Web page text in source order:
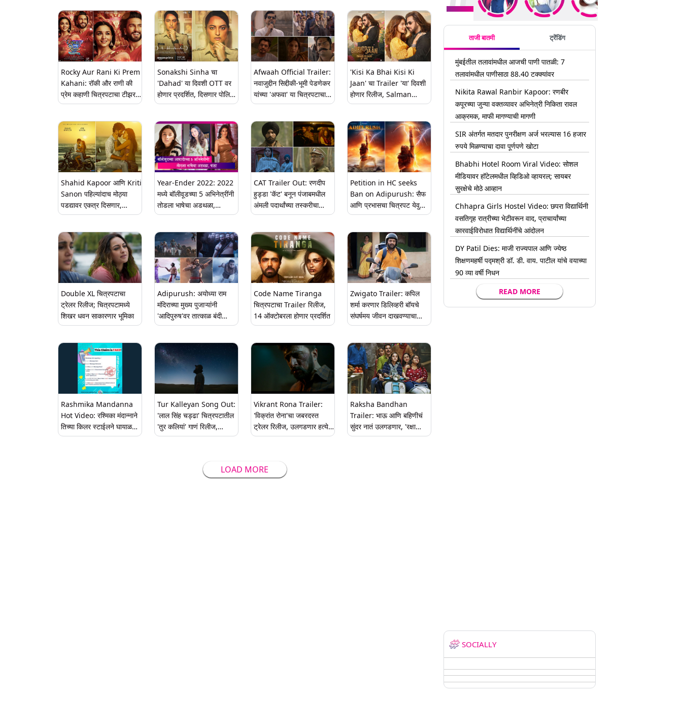
करणार 56 कोटी
Rocky Aur Rani Ki Prem
Kahani: रॉकी और राणी की
प्रेम कहाणी चित्रपटाचा टीझर
उद्या प्रेक्षकांच्या भेटीला, फस्ट
Sonakshi Sinha चा
'Dahad' या दिवशी OTT वर
होणार प्रदर्शित, दिसणार पोलिस
अधिकाऱ्याच्या भूमिकेत
Afwaah Official Trailer:
नवाजुद्दीन सिद्दीकी-भूमी पेडणेकर
यांच्या 'अफवा' या चित्रपटाचा
ट्रेलर रिलीज
'Kisi Ka Bhai Kisi Ki
Jaan' चा Trailer 'या' दिवशी
होणार रिलीज, Salman
Khan ने सांगितली तारीख
Shahid Kapoor आणि Kriti
Sanon पहिल्यांदाच मोठ्या
पडद्यावर एकत्र दिसणार,
चित्रपटाचा फर्स्ट लूक पोस्टर
Year-Ender 2022: 2022
मध्ये बॉलीवूडच्या 5 अभिनेत्रींनी
तोडला भाषेचा अडथळा,
प्रादेशिक चित्रपटांमध्ये केले
CAT Trailer Out: रणदीप
हुड्डा 'कॅट' बनून पंजाबमधील
अंमली पदार्थांच्या तस्करीचा
करणार पर्दाफाश, ट्रेलर बघितला
Petition in HC seeks
Ban on Adipurush: सैफ
आणि प्रभासचा चित्रपट येवु
शकतो अडचणीत, 'उच्च
Double XL चित्रपटाचा
ट्रेलर रिलीज; चित्रपटामध्ये
शिखर धवन साकारणार भूमिका
Adipurush: अयोध्या राम
मंदिराच्या मुख्य पुजाऱ्यांनी
'आदिपुरुष'वर तात्काळ बंदी
घालण्याची केली मागणी, म्हणाले -
Code Name Tiranga
चित्रपटाचा Trailer रिलीज,
14 ऑक्टोबरला होणार प्रदर्शित
Zwigato Trailer: कपिल
शर्मा करणार डिलिव्हरी बॉयचे
संघर्षमय जीवन दाखवण्याचा
प्रयत्न, ‘झ्विगॅटो’चा ट्रेलर
Rashmika Mandanna
Hot Video: रश्मिका मंदान्नाने
तिच्या किलर स्टाईलने घायाळ
केले चाहत्यांना, पाहा,
Tur Kalleyan Song Out:
'लाल सिंह चड्ढा' चित्रपटातील
'तुर कलियां' गाणं रिलीज,
अरिजित सिंगचा आवाज करणार
Vikrant Rona Trailer:
'विक्रांत रोना'चा जबरदस्त
ट्रेलर रिलीज, उलगडणार हत्येचे
गूढ
Raksha Bandhan
Trailer: भाऊ आणि बहिणीचं
सुंदर नातं उलगडणार, 'रक्षा
बंधन'चा ट्रेलर प्रदर्शित
LOAD MORE
ताजी बातमी ट्रेंडिंग
मुंबईतील तलावांमधील आजची पाणी पातळी: 7
तलावांमधील पाणीसाठा 88.40 टक्क्यांवर
Nikita Rawal Ranbir Kapoor: रणबीर
कपूरच्या जुन्या वक्तव्यावर अभिनेत्री निकिता रावल
आक्रमक, माफी मागण्याची मागणी
SIR अंतर्गत मतदार पुनरीक्षण अर्ज भरल्यास 16 हजार
रुपये मिळण्याचा दावा पूर्णपणे खोटा
Bhabhi Hotel Room Viral Video: सोशल
मीडियावर हॉटेलमधील व्हिडिओ व्हायरल; सायबर
सुरक्षेचे मोठे आव्हान
Chhapra Girls Hostel Video: छपरा विद्यार्थिनी
वसतिगृह रात्रीच्या भेटीवरून वाद, प्राचार्यांच्या
कारवाईविरोधात विद्यार्थिनींचे आंदोलन
DY Patil Dies: माजी राज्यपाल आणि ज्येष्ठ
शिक्षणमहर्षी पद्मश्री डॉ. डी. वाय. पाटील यांचे वयाच्या
90 व्या वर्षी निधन
READ MORE
SOCIALLY